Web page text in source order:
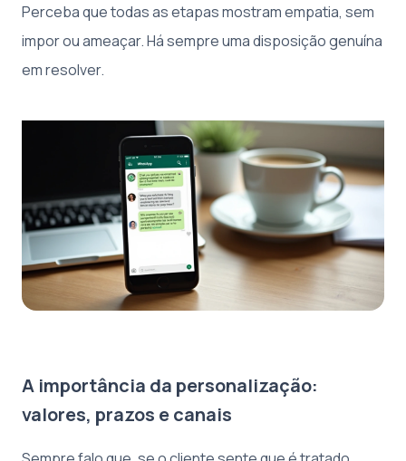
Perceba que todas as etapas mostram empatia, sem
impor ou ameaçar. Há sempre uma disposição genuína
em resolver.
A importância da personalização:
valores, prazos e canais